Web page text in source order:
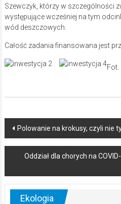
Szewczyk, którzy w szczególności
występujące wcześniej na tym
wód deszczowych.
Całość zadania finansowana jest
Fot.
Post
navigation
Polowanie na krokusy, czyli nie
Oddział dla chorych na
Ekologia